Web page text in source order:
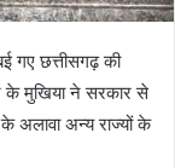
गए छत्तीसगढ़ की
के मुखिया ने सरकार से
अलावा अन्य राज्यों के